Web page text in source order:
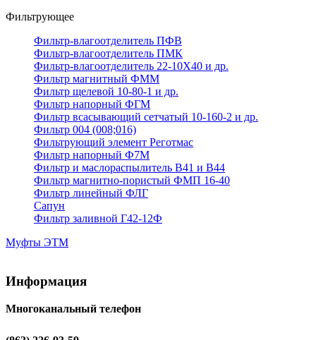
Фильтрующее
Фильтр-влагоотделитель ПФВ
Фильтр-влагоотделитель ПМК
Фильтр-влагоотделитель 22-10Х40 и др.
Фильтр магнитный ФММ
Фильтр щелевой 10-80-1 и др.
Фильтр напорный ФГМ
Фильтр всасывающий сетчатый 10-160-2 и др.
Фильтр 004 (008;016)
Фильтрующий элемент Реготмас
Фильтр напорный Ф7М
Фильтр и маслораспылитель В41 и В44
Фильтр магнитно-пористый ФМП 16-40
Фильтр линейный ФЛГ
Сапун
Фильтр заливной Г42-12Ф
Муфты ЭТМ
Информация
Многоканальный телефон